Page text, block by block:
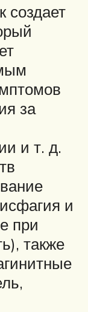
создает
за
и т. д.
и
при
также